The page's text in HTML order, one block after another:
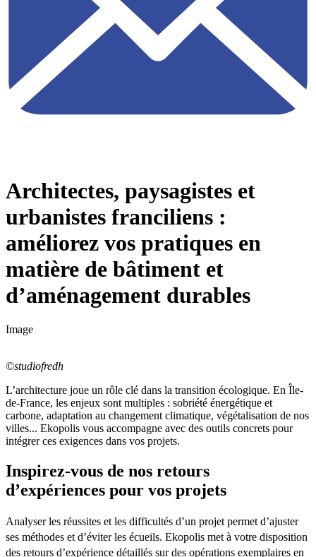
Architectes, paysagistes et
urbanistes franciliens :
améliorez vos pratiques en
matière de bâtiment et
d’aménagement durables
Image
©studiofredh
L’architecture joue un rôle clé dans la transition écologique. En Île-
de-France, les enjeux sont multiples : sobriété énergétique et
carbone, adaptation au changement climatique, végétalisation de nos
villes... Ekopolis vous accompagne avec des outils concrets pour
intégrer ces exigences dans vos projets.
Inspirez-vous de nos retours
d’expériences pour vos projets
Analyser les réussites et les difficultés d’un projet permet d’ajuster
ses méthodes et d’éviter les écueils. Ekopolis met à votre disposition
des retours d’expérience détaillés sur des opérations exemplaires en